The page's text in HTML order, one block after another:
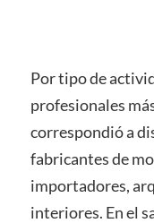
Por tipo de
profesionales
correspondió a
fabricantes de
importadores,
interiores. En el